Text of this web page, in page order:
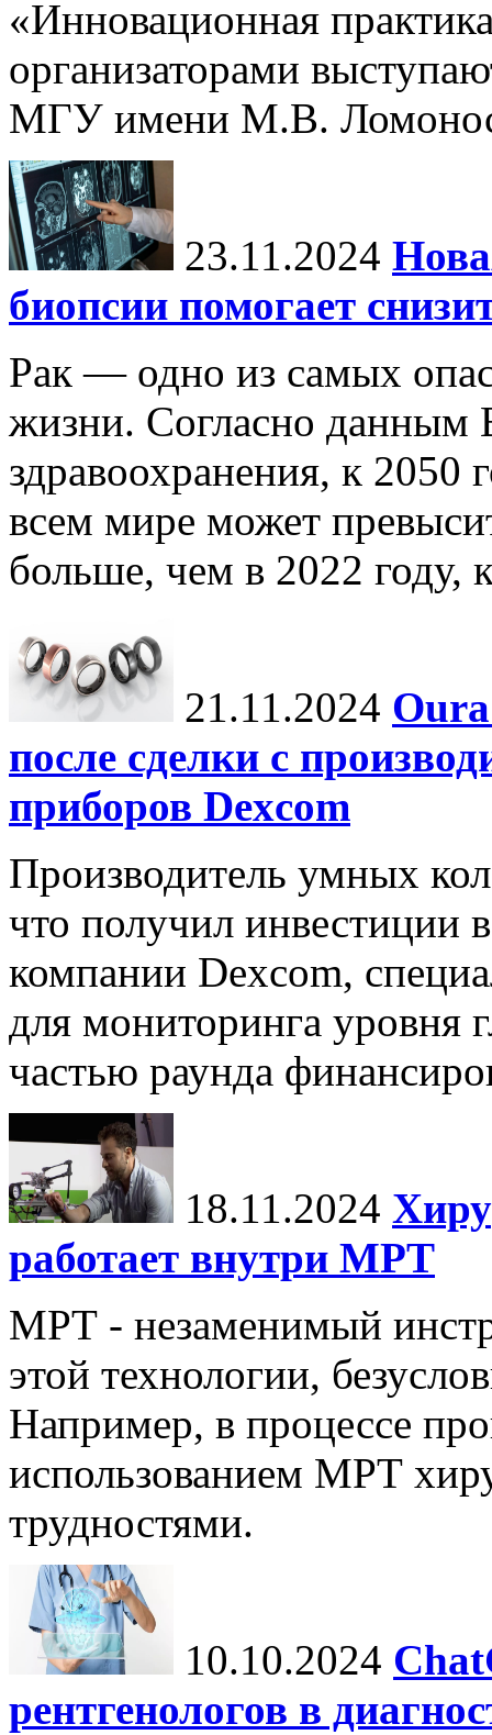
«Инновационная
организаторами
МГУ имени М.В.
23.11.2024
биопсии помогает
Рак — одно из самых
жизни. Согласно данным
здравоохранения, к 2050
всем мире может
больше, чем в 2022 году,
21.11.2024
после сделки с
приборов Dexcom
Производитель умных
что получил инвестиции
компании Dexcom,
для мониторинга уровня
частью раунда
18.11.2024
работает внутри МРТ
МРТ - незаменимый
этой технологии,
Например, в процессе
использованием МРТ
трудностями.
10.10.2024
рентгенологов в